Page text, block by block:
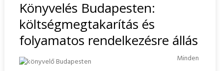
Könyvelés Budapesten:
költségmegtakarítás és
folyamatos rendelkezésre állás
Minden